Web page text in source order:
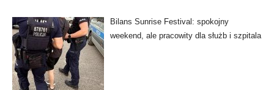
Bilans Sunrise Festival: spokojny
weekend, ale pracowity dla służb i szpitala